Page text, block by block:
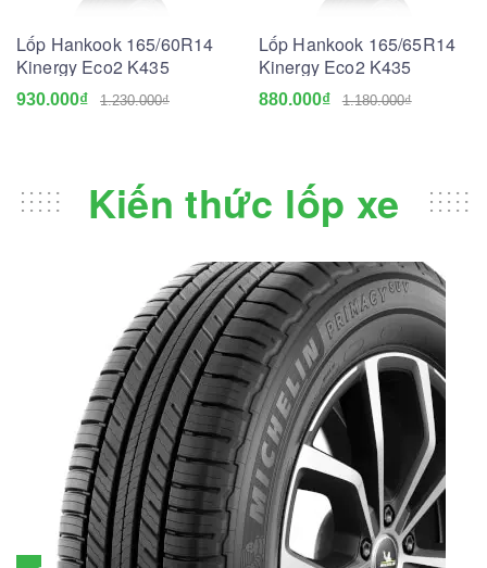
Lốp Hankook 165/60R14
Kinergy Eco2 K435
930.000₫ 1.230.000₫
Lốp Hankook 165/65R14
Kinergy Eco2 K435
880.000₫ 1.180.000₫
Kiến thức lốp xe